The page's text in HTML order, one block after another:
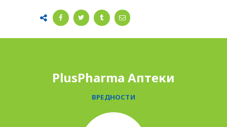
PlusPharma Аптеки
ВРЕДНОСТИ